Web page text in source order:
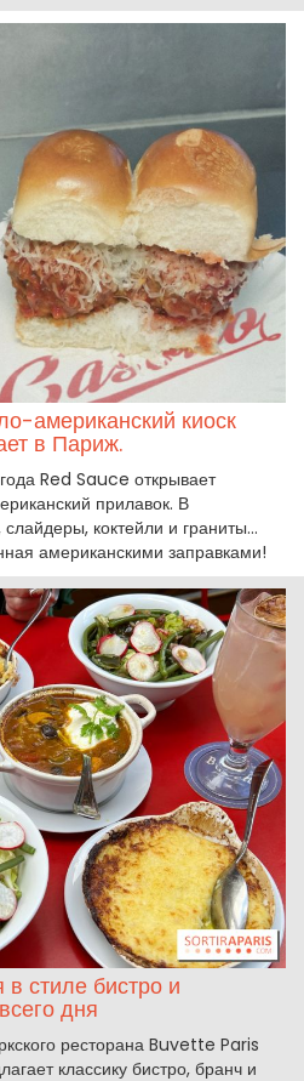
американский киоск
в Париж.
Red Sauce открывает
прилавок. В
коктейли и граниты...
американскими заправками!
стиле бистро и
дня
ресторана Buvette Paris
классику бистро, бранч и